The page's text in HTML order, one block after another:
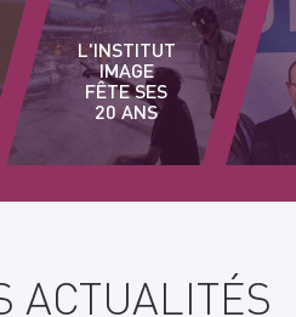
L'INSTITUT
IMAGE
FÊTE SES
20 ANS
ACTUALITÉS